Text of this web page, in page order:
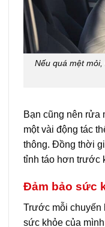
Nếu quá mệt
Bạn cũng nên rửa
một vài động tác
thông. Đồng thời
tỉnh táo hơn trước
Đảm bảo sức
Trước mỗi chuyến
sức khỏe của